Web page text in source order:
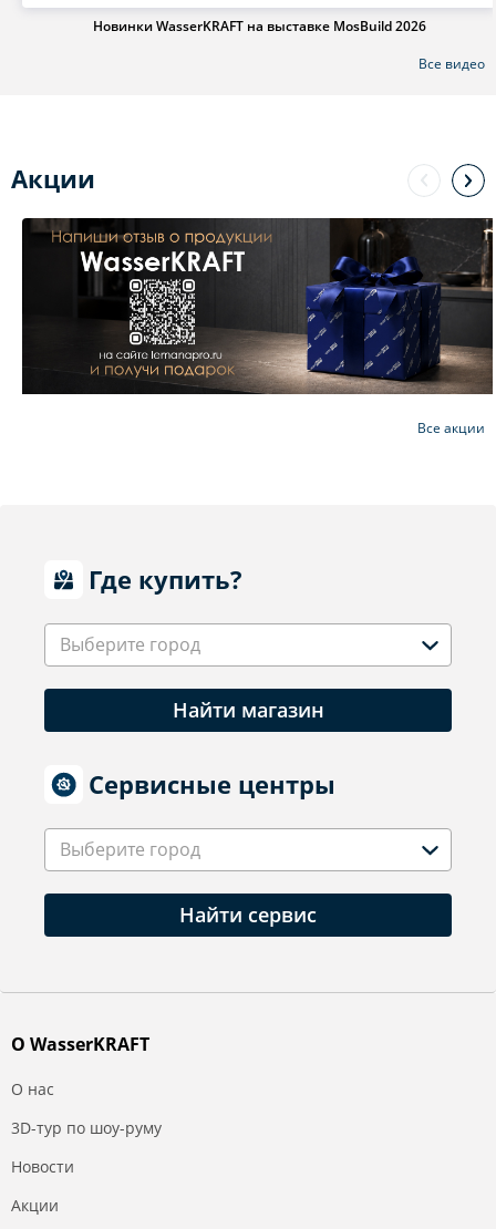
Новинки WasserKRAFT на выставке MosBuild 2026
Все видео
Акции
Все акции
Где купить?
Выберите город
Найти магазин
Сервисные центры
Выберите город
Найти сервис
О WasserKRAFT
О нас
3D-тур по шоу-руму
Новости
Акции